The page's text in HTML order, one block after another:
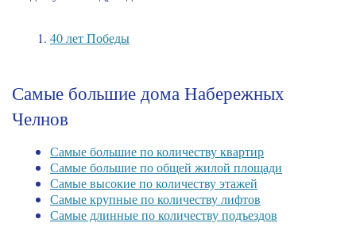
40 лет Победы
Самые большие дома Набережных
Челнов
Самые большие по количеству квартир
Самые большие по общей жилой площади
Самые высокие по количеству этажей
Самые крупные по количеству лифтов
Самые длинные по количеству подъездов